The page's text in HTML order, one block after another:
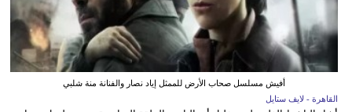
أفيش مسلسل صحاب الأرض للممثل إياد نصار والفنانة منة شلبي
القاهرة - لايف ستايل